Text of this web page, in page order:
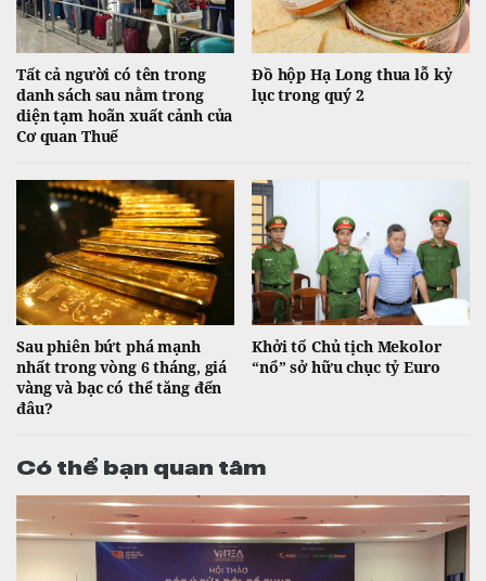
Tất cả người có tên trong
danh sách sau nằm trong
diện tạm hoãn xuất cảnh của
Cơ quan Thuế
Đồ hộp Hạ Long thua lỗ kỷ
lục trong quý 2
Sau phiên bứt phá mạnh
nhất trong vòng 6 tháng, giá
vàng và bạc có thể tăng đến
đâu?
Khởi tố Chủ tịch Mekolor
“nổ” sở hữu chục tỷ Euro
Có thể bạn quan tâm